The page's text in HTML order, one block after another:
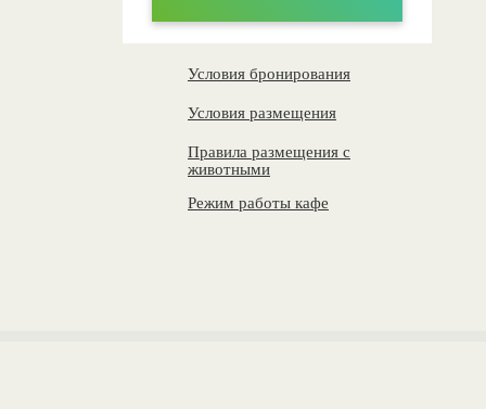
Условия бронирования
Условия размещения
Правила размещения с
животными
Режим работы кафе